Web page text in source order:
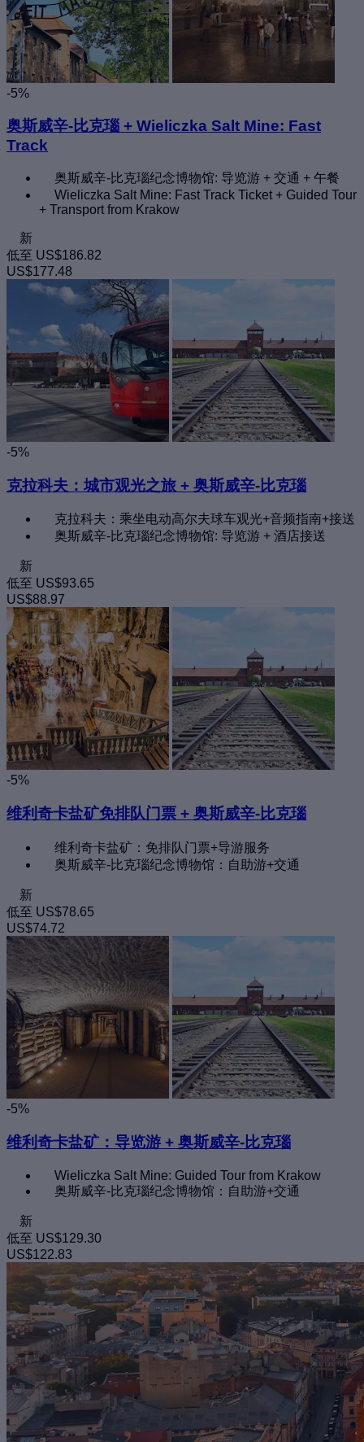
-5%
奥斯威辛-比克瑙 + Wieliczka Salt Mine: Fast
Track
奥斯威辛-比克瑙纪念博物馆: 导览游 + 交通 + 午餐
Wieliczka Salt Mine: Fast Track Ticket + Guided Tour
+ Transport from Krakow
新
低至 US$186.82
US$177.48
-5%
克拉科夫：城市观光之旅 + 奥斯威辛-比克瑙
克拉科夫：乘坐电动高尔夫球车观光+音频指南+接送
奥斯威辛-比克瑙纪念博物馆: 导览游 + 酒店接送
新
低至 US$93.65
US$88.97
-5%
维利奇卡盐矿免排队门票 + 奥斯威辛-比克瑙
维利奇卡盐矿：免排队门票+导游服务
奥斯威辛-比克瑙纪念博物馆：自助游+交通
新
低至 US$78.65
US$74.72
-5%
维利奇卡盐矿：导览游 + 奥斯威辛-比克瑙
Wieliczka Salt Mine: Guided Tour from Krakow
奥斯威辛-比克瑙纪念博物馆：自助游+交通
新
低至 US$129.30
US$122.83